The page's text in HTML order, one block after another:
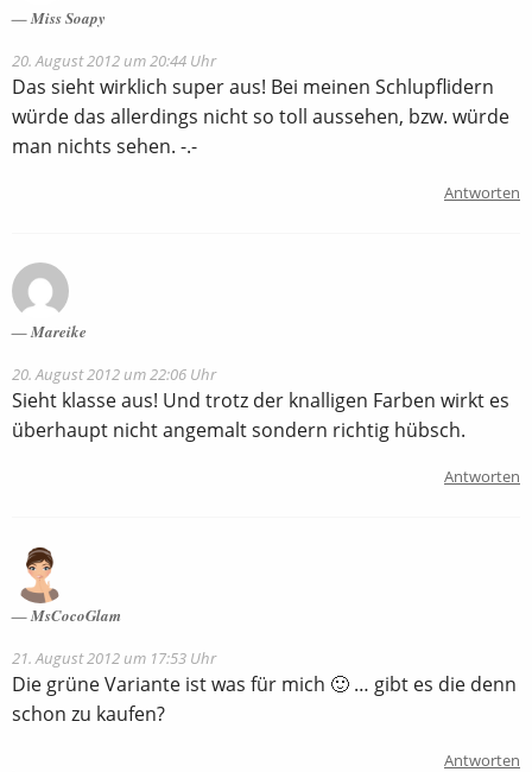
Miss Soapy
20. August 2012 um 20:44 Uhr
Das sieht wirklich super aus! Bei meinen Schlupflidern
würde das allerdings nicht so toll aussehen, bzw. würde
man nichts sehen. -.-
Antworten
Mareike
20. August 2012 um 22:06 Uhr
Sieht klasse aus! Und trotz der knalligen Farben wirkt es
überhaupt nicht angemalt sondern richtig hübsch.
Antworten
MsCocoGlam
21. August 2012 um 17:53 Uhr
Die grüne Variante ist was für mich 🙂 … gibt es die denn
schon zu kaufen?
Antworten